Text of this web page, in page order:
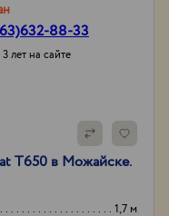
88-33
лет на сайте
T650 в Можайске.
1,7 м